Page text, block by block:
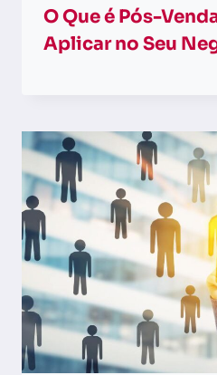
O Que é Pós-
Aplicar no Seu